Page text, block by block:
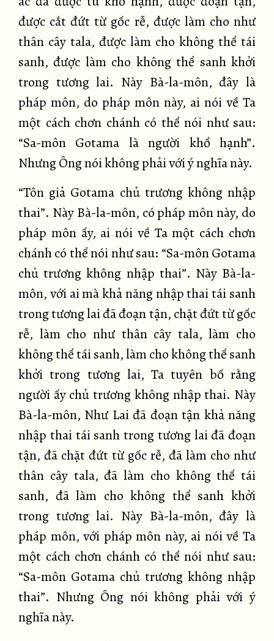
được cắt đứt từ gốc rễ, được làm cho như
thân cây tala, được làm cho không thể tái
sanh, được làm cho không thể sanh khởi
trong tương lai. Này Bà-la-môn, đây là
pháp môn, do pháp môn này, ai nói về Ta
một cách chơn chánh có thể nói như sau:
“Sa-môn Gotama là người khổ hạnh”.
Nhưng Ông nói không phải với ý nghĩa này.
“Tôn giả Gotama chủ trương không nhập
thai”. Này Bà-la-môn, có pháp môn này, do
pháp môn ấy, ai nói về Ta một cách chơn
chánh có thể nói như sau: “Sa-môn Gotama
chủ trương không nhập thai”. Này Bà-la-
môn, với ai mà khả năng nhập thai tái sanh
trong tương lai đã đoạn tận, chặt đứt từ gốc
rễ, làm cho như thân cây tala, làm cho
không thể tái sanh, làm cho không thể sanh
khởi trong tương lai, Ta tuyên bố rằng
người ấy chủ trương không nhập thai. Này
Bà-la-môn, Như Lai đã đoạn tận khả năng
nhập thai tái sanh trong tương lai đã đoạn
tận, đã chặt đứt từ gốc rễ, đã làm cho như
thân cây tala, đã làm cho không thể tái
sanh, đã làm cho không thể sanh khởi
trong tương lai. Này Bà-la-môn, đây là
pháp môn, với pháp môn này, ai nói về Ta
một cách chơn chánh có thể nói như sau:
“Sa-môn Gotama chủ trương không nhập
thai”. Nhưng Ông nói không phải với ý
nghĩa này.